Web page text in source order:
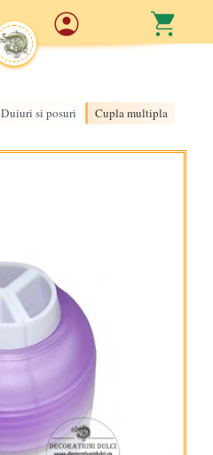
Duiuri si posuri Cupla multipla